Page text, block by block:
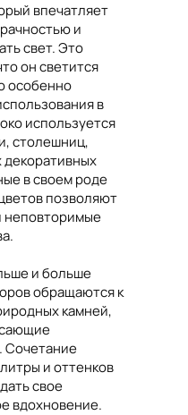
впечатляет
и
свет. Это
он светится
особенно
в
используется
столешниц,
декоративных
в своем роде
позволяют
неповторимые
и больше
обращаются к
камней,
Сочетание
и оттенков
свое
вдохновение.